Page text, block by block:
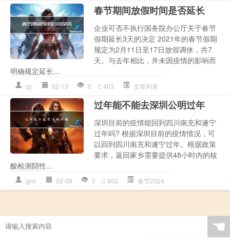
春节期间放假时间是否延长
企业可否不执行国务院办公厅关于春节
假期延长3天的决定 2021年的春节假期
规定为2月11日至17日放假调休，共7
天。与去年相比，并未因疫情的影响而
明确规定延长...
cjr 02-13 0 403 文章列表
过年能不能去深圳公明过年
深圳目前的疫情能回到四川南充和遂宁
过年吗? 根据深圳目前的疫情情况，可
以回到四川南充和遂宁过年。根据政策
要求，返回家乡需要提供48小时内的核
酸检测阴性...
gnn 02-09 0 853 春节2024
☚